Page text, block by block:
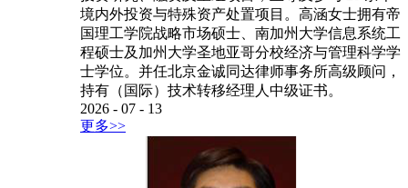
境内外投资与特殊资产处置项目。高涵女士拥有帝
国理工学院战略市场硕士、南加州大学信息系统工
程硕士及加州大学圣地亚哥分校经济与管理科学学
士学位。并任北京金诚同达律师事务所高级顾问，
持有（国际）技术转移经理人中级证书。
2026 - 07 - 13
更多>>